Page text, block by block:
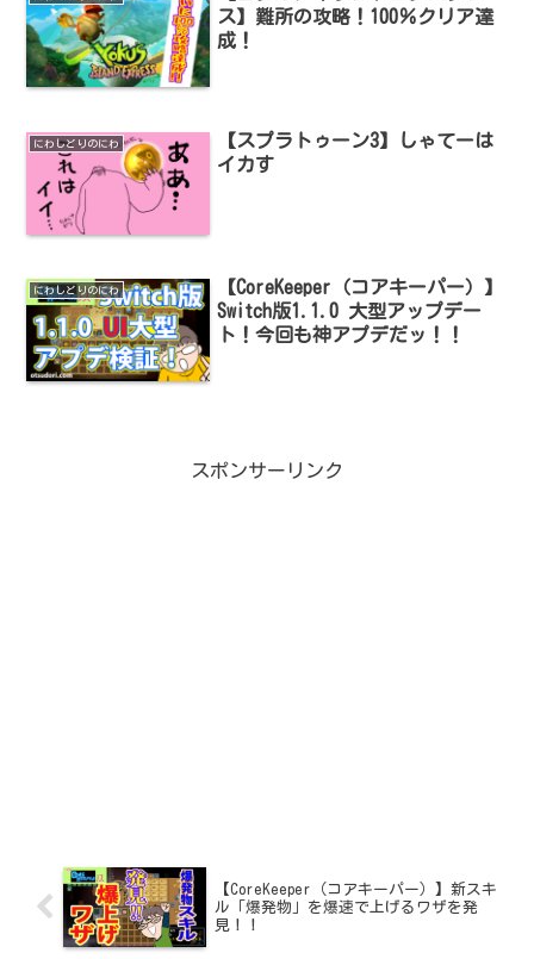
ス】難所の攻略！100％クリア達
成！
にわしどりのにわ
【スプラトゥーン3】しゃてーは
イカす
にわしどりのにわ
【CoreKeeper（コアキーパー）】
Switch版1.1.0 大型アップデー
ト！今回も神アプデだッ！！
スポンサーリンク
【CoreKeeper（コアキーパー）】新スキ
ル「爆発物」を爆速で上げるワザを発
見！！